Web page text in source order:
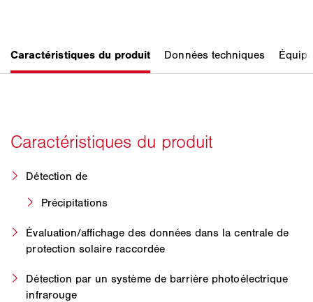
Détection de
Précipitations
Évaluation/affichage des données dans la centrale de
protection solaire raccordée
Détection par un système de barrière photoélectrique
infrarouge